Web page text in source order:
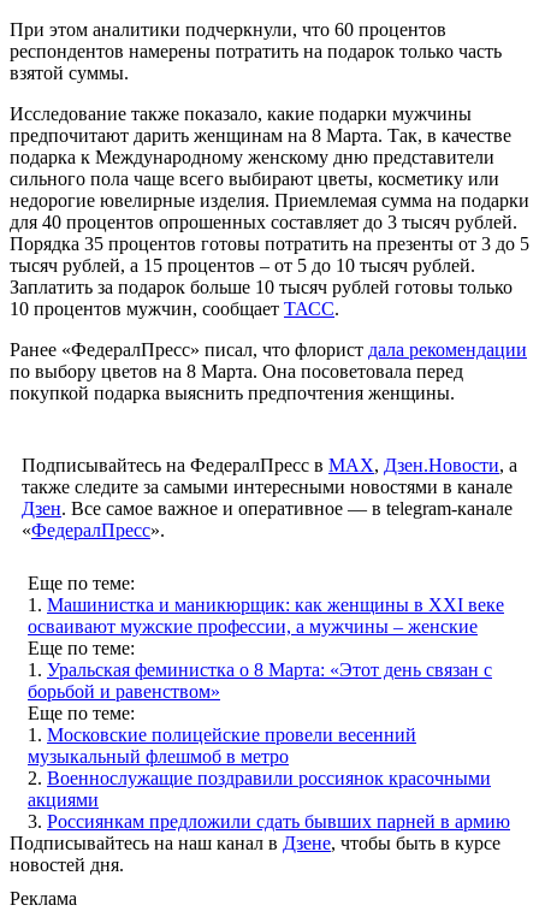
При этом аналитики подчеркнули, что 60 процентов
респондентов намерены потратить на подарок только часть
взятой суммы.
Исследование также показало, какие подарки мужчины
предпочитают дарить женщинам на 8 Марта. Так, в качестве
подарка к Международному женскому дню представители
сильного пола чаще всего выбирают цветы, косметику или
недорогие ювелирные изделия. Приемлемая сумма на подарки
для 40 процентов опрошенных составляет до 3 тысяч рублей.
Порядка 35 процентов готовы потратить на презенты от 3 до 5
тысяч рублей, а 15 процентов – от 5 до 10 тысяч рублей.
Заплатить за подарок больше 10 тысяч рублей готовы только
10 процентов мужчин, сообщает ТАСС.
Ранее «ФедералПресс» писал, что флорист дала рекомендации
по выбору цветов на 8 Марта. Она посоветовала перед
покупкой подарка выяснить предпочтения женщины.
Подписывайтесь на ФедералПресс в МАХ, Дзен.Новости, а
также следите за самыми интересными новостями в канале
Дзен. Все самое важное и оперативное — в telegram-канале
«ФедералПресс».
Еще по теме:
1. Машинистка и маникюрщик: как женщины в XXI веке
осваивают мужские профессии, а мужчины – женские
Еще по теме:
1. Уральская феминистка о 8 Марта: «Этот день связан с
борьбой и равенством»
Еще по теме:
1. Московские полицейские провели весенний
музыкальный флешмоб в метро
2. Военнослужащие поздравили россиянок красочными
акциями
3. Россиянкам предложили сдать бывших парней в армию
Подписывайтесь на наш канал в Дзене, чтобы быть в курсе
новостей дня.
Реклама